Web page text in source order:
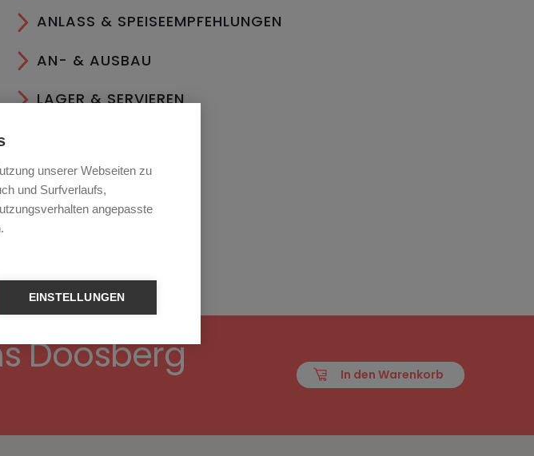
ANLASS & SPEISEEMPFEHLUNGEN
AN- & AUSBAU
LAGER & SERVIEREN
RECHTLICHES
Doosberg
In den Warenkorb
unserer Webseiten zu
und Surfverlaufs,
angepasste
EINSTELLUNGEN